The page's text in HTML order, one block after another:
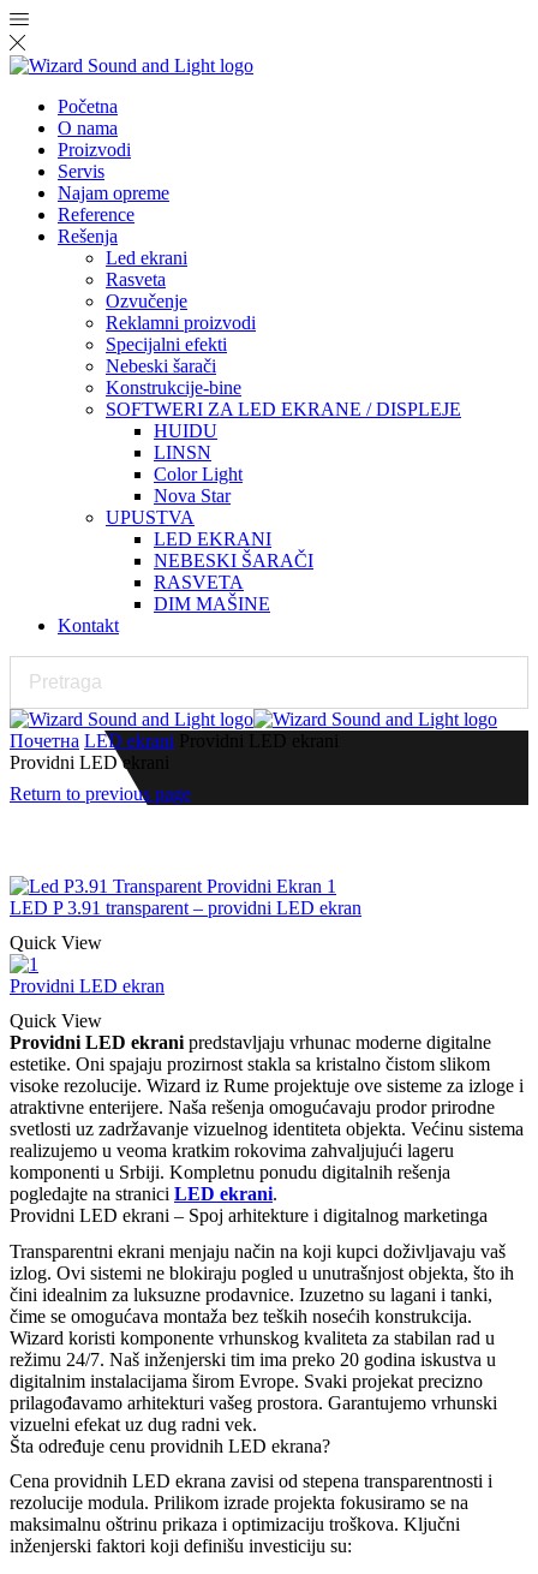
Početna
O nama
Proizvodi
Servis
Najam opreme
Reference
Rešenja
Led ekrani
Rasveta
Ozvučenje
Reklamni proizvodi
Specijalni efekti
Nebeski šarači
Konstrukcije-bine
SOFTWERI ZA LED EKRANE / DISPLEJE
HUIDU
LINSN
Color Light
Nova Star
UPUSTVA
LED EKRANI
NEBESKI ŠARAČI
RASVETA
DIM MAŠINE
Kontakt
Почетна LED ekrani Providni LED ekrani
Providni LED ekrani
Return to previous page
LED P 3.91 transparent – providni LED ekran
Quick View
Providni LED ekran
Quick View
Providni LED ekrani predstavljaju vrhunac moderne digitalne
estetike. Oni spajaju prozirnost stakla sa kristalno čistom slikom
visoke rezolucije. Wizard iz Rume projektuje ove sisteme za izloge i
atraktivne enterijere. Naša rešenja omogućavaju prodor prirodne
svetlosti uz zadržavanje vizuelnog identiteta objekta. Većinu sistema
realizujemo u veoma kratkim rokovima zahvaljujući lageru
komponenti u Srbiji. Kompletnu ponudu digitalnih rešenja
pogledajte na stranici LED ekrani.
Providni LED ekrani – Spoj arhitekture i digitalnog marketinga
Transparentni ekrani menjaju način na koji kupci doživljavaju vaš
izlog. Ovi sistemi ne blokiraju pogled u unutrašnjost objekta, što ih
čini idealnim za luksuzne prodavnice. Izuzetno su lagani i tanki,
čime se omogućava montaža bez teških nosećih konstrukcija.
Wizard koristi komponente vrhunskog kvaliteta za stabilan rad u
režimu 24/7. Naš inženjerski tim ima preko 20 godina iskustva u
digitalnim instalacijama širom Evrope. Svaki projekat precizno
prilagođavamo arhitekturi vašeg prostora. Garantujemo vrhunski
vizuelni efekat uz dug radni vek.
Šta određuje cenu providnih LED ekrana?
Cena providnih LED ekrana zavisi od stepena transparentnosti i
rezolucije modula. Prilikom izrade projekta fokusiramo se na
maksimalnu oštrinu prikaza i optimizaciju troškova. Ključni
inženjerski faktori koji definišu investiciju su: